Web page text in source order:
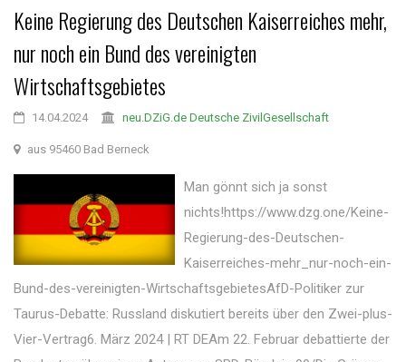
Keine Regierung des Deutschen Kaiserreiches mehr,
nur noch ein Bund des vereinigten
Wirtschaftsgebietes
14.04.2024 neu.DZiG.de Deutsche ZivilGesellschaft
aus 95460 Bad Berneck
Man gönnt sich ja sonst
nichts!https://www.dzg.one/Keine-
Regierung-des-Deutschen-
Kaiserreiches-mehr_nur-noch-ein-
Bund-des-vereinigten-WirtschaftsgebietesAfD-Politiker zur
Taurus-Debatte: Russland diskutiert bereits über den Zwei-plus-
Vier-Vertrag6. März 2024 | RT DEAm 22. Februar debattierte der